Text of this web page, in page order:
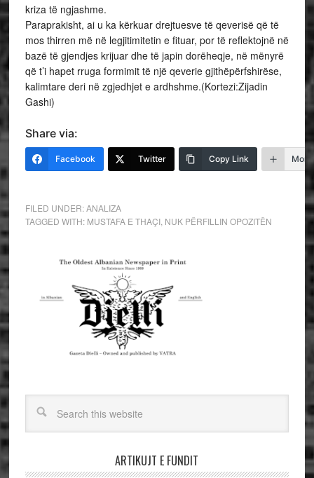
kriza të ngjashme.
Paraprakisht, ai u ka kërkuar drejtuesve të qeverisë që të
mos thirren më në legjitimitetin e fituar, por të reflektojnë në
bazë të gjendjes krijuar dhe të japin dorëheqje, në mënyrë
që t’i hapet rruga formimit të një qeverie gjithëpërfshirëse,
kalimtare deri në zgjedhjet e ardhshme.(Kortezi:Zijadin
Gashi)
Share via:
Facebook Twitter Copy Link More
FILED UNDER:ANALIZA
TAGGED WITH: MUSTAFA E THAÇI, NUK PËRFILLIN OPOZITËN
ARTIKUJT E FUNDIT